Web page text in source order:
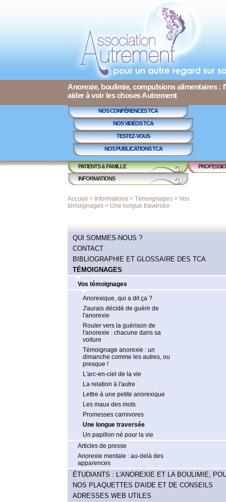
Anorexie, boulimie, compulsions alimentaires :
aider à voir les choses Autrement
NOS CONFÉRENCES TCA
NOS VIDÉOS TCA
TESTEZ-VOUS
NOS PUBLICATIONS TCA
PATIENTS & FAMILLE
INFORMATIONS
Accueil > Informations > Témoignages > Vos
témoignages > Une longue traversée
QUI SOMMES-NOUS ?
CONTACT
BIBLIOGRAPHIE ET GLOSSAIRE DES TCA
TÉMOIGNAGES
Vos témoignages
Anorexique, qui a dit ça ?
J'aurais décidé de guérir de
l'anorexie
Rouler vers la guérison de
l'anorexie : chacune dans sa
voiture
Témoignage anorexie : un
dimanche comme les autres, ou
presque !
L'arc-en-ciel de la vie
La relation à l'autre
Lettre à une petite anorexique
Les maux des mots
Promesses carnivores
Une longue traversée
Un papillon né pour la vie
Articles de presse
Anorexie mentale : au-delà des
apparences
ÉTUDIANTS : L'ANOREXIE ET LA BOULIMIE,
NOS PLAQUETTES D'AIDE ET DE CONSEILS
ADRESSES WEB UTILES